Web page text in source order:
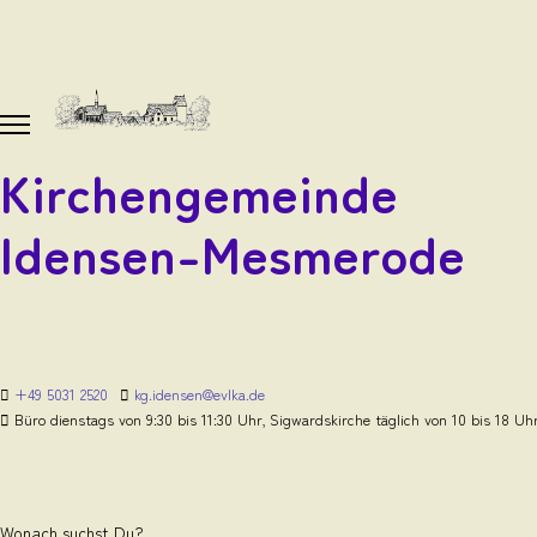
Kirchengemeinde
Idensen-Mesmerode
+49 5031 2520
kg.idensen@evlka.de
Büro dienstags von 9:30 bis 11:30 Uhr, Sigwardskirche täglich von 10 bis 18
Wonach suchst Du?